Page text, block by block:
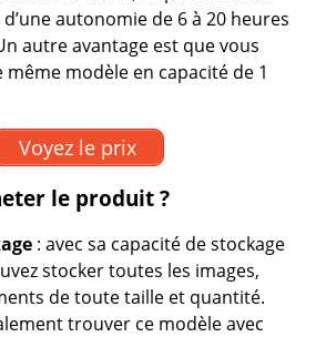
autonomie de 6 à 20 heures
autre avantage est que vous
même modèle en capacité de 1
Voyez le prix
le produit ?
: avec sa capacité de stockage
stocker toutes les images,
de toute taille et quantité.
trouver ce modèle avec